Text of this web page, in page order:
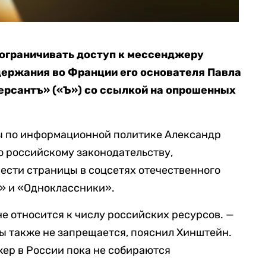
доступ к мессенджеру
во Франции его основателя Павла
(«Ъ») со ссылкой на опрошенных
по информационной политике Александр
законодательству,
страницы в соцсетях отечественного
и «Одноклассники».
относится к числу российских ресурсов. —
также не запрещается, пояснил Хинштейн.
в России пока не собираются